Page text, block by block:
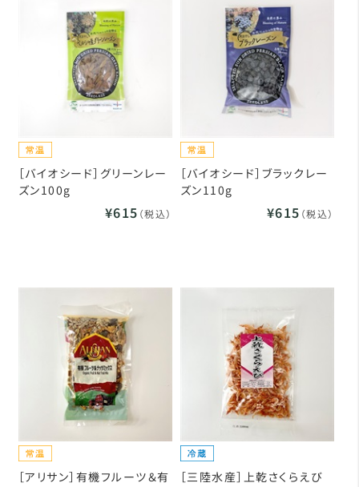
［バイオシード］グリーンレー
ズン100g
¥615 （税込）
［バイオシード］ブラックレー
ズン110g
¥615 （税込）
［アリサン］有機フルーツ＆有
［三陸水産］上乾さくらえび